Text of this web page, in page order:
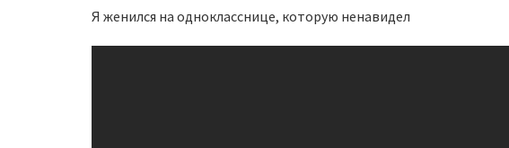
Я женился на однокласснице, которую ненавидел